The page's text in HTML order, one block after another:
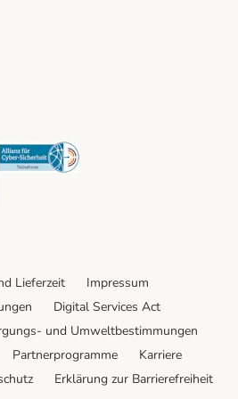
Method
Security Security
Lieferzeit
Impressum
Digital Services Act
und Umweltbestimmungen
Partnerprogramme
Karriere
Erklärung zur Barrierefreiheit